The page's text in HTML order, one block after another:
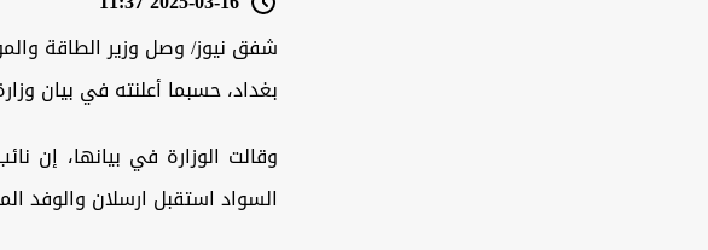
شفق نيوز/ وصل وزير الطاقة
بغداد، حسبما أعلنته في بيان
وقالت الوزارة في بيانها، إن
السواد استقبل ارسلان والوفد